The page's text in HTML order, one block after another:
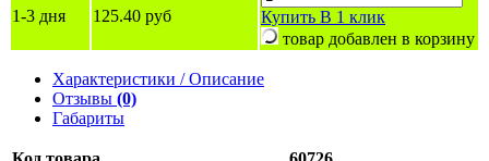
1-3 дня 125.40 руб Купить В 1 клик
товар добавлен в корзину
Характеристики / Описание
Отзывы (0)
Габариты